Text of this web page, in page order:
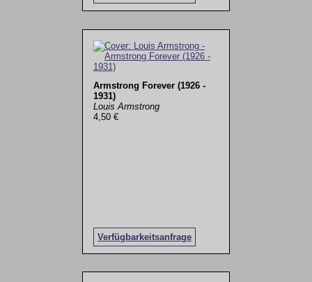
Armstrong Forever (1926 -
1931)
Louis Armstrong
4,50 €
Verfügbarkeitsanfrage